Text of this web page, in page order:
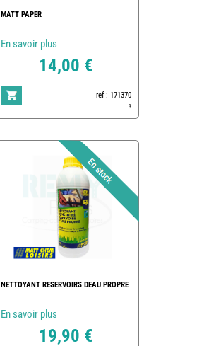
MATT PAPER
En savoir plus
14,00 €
ref : 171370
3
NETTOYANT RESERVOIRS DEAU PROPRE
En savoir plus
19,90 €